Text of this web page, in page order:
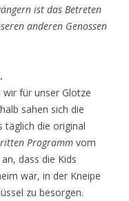
ist das Betreten
anderen Genossen
für unser Glotze
sahen sich die
täglich die original
Programm vom
dass die Kids
war, in der Kneipe
zu besorgen.